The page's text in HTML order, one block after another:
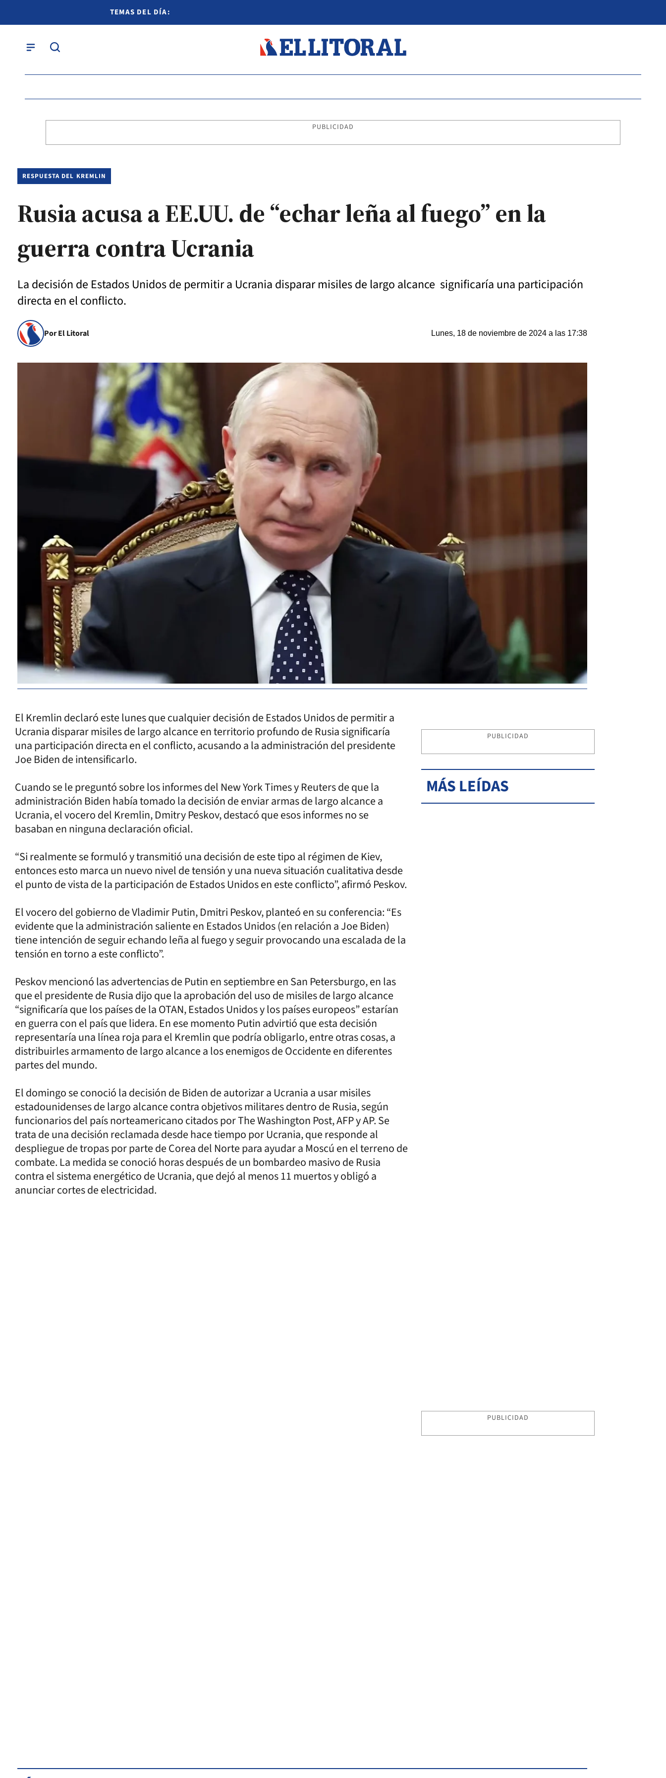
TEMAS DEL DÍA:
PUBLICIDAD
RESPUESTA DEL KREMLIN
Rusia acusa a EE.UU. de “echar leña al fuego” en la
guerra contra Ucrania
La decisión de Estados Unidos de permitir a Ucrania disparar misiles de largo alcance significaría una participación
directa en el conflicto.
Por El Litoral Lunes, 18 de noviembre de 2024 a las 17:38
El Kremlin declaró este lunes que cualquier decisión de Estados Unidos de permitir a
Ucrania disparar misiles de largo alcance en territorio profundo de Rusia significaría
una participación directa en el conflicto, acusando a la administración del presidente
Joe Biden de intensificarlo.
Cuando se le preguntó sobre los informes del New York Times y Reuters de que la
administración Biden había tomado la decisión de enviar armas de largo alcance a
Ucrania, el vocero del Kremlin, Dmitry Peskov, destacó que esos informes no se
basaban en ninguna declaración oficial.
“Si realmente se formuló y transmitió una decisión de este tipo al régimen de Kiev,
entonces esto marca un nuevo nivel de tensión y una nueva situación cualitativa desde
el punto de vista de la participación de Estados Unidos en este conflicto”, afirmó Peskov.
El vocero del gobierno de Vladimir Putin, Dmitri Peskov, planteó en su conferencia: “Es
evidente que la administración saliente en Estados Unidos (en relación a Joe Biden)
tiene intención de seguir echando leña al fuego y seguir provocando una escalada de la
tensión en torno a este conflicto”.
Peskov mencionó las advertencias de Putin en septiembre en San Petersburgo, en las
que el presidente de Rusia dijo que la aprobación del uso de misiles de largo alcance
“significaría que los países de la OTAN, Estados Unidos y los países europeos” estarían
en guerra con el país que lidera. En ese momento Putin advirtió que esta decisión
representaría una línea roja para el Kremlin que podría obligarlo, entre otras cosas, a
distribuirles armamento de largo alcance a los enemigos de Occidente en diferentes
partes del mundo.
El domingo se conoció la decisión de Biden de autorizar a Ucrania a usar misiles
estadounidenses de largo alcance contra objetivos militares dentro de Rusia, según
funcionarios del país norteamericano citados por The Washington Post, AFP y AP. Se
trata de una decisión reclamada desde hace tiempo por Ucrania, que responde al
despliegue de tropas por parte de Corea del Norte para ayudar a Moscú en el terreno de
combate. La medida se conoció horas después de un bombardeo masivo de Rusia
contra el sistema energético de Ucrania, que dejó al menos 11 muertos y obligó a
anunciar cortes de electricidad.
PUBLICIDAD
MÁS LEÍDAS
PUBLICIDAD